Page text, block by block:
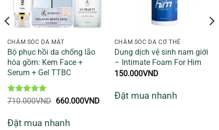
CHĂM SÓC DA MẶT
Bộ phục hồi da chống lão
hóa gồm: Kem Face +
Serum + Gel TTBC
Được xếp
710.000VND Giá
710.000VND.
660.000VNDGiá
Đặt mua nhanh
CHĂM SÓC DA CƠ THỂ
Dung dịch vệ sinh nam giới
– Intimate Foam For Him
150.000VND
Đặt mua nhanh